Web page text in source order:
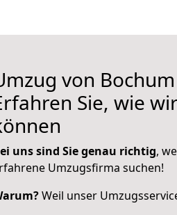
von
Sie, wie
uns sind Sie genau richtig,
Umzugsfirma suchen!
Weil unser